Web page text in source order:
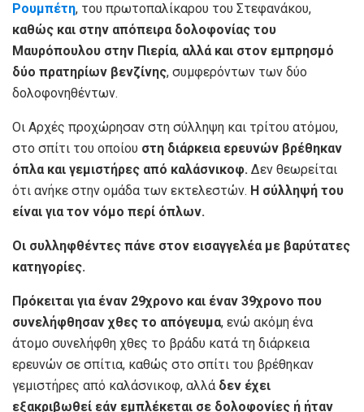
Ρουμπέτη, του πρωτοπαλίκαρου του Στεφανάκου,
καθώς και στην απόπειρα δολοφονίας του
Μαυρόπουλου στην Πιερία, αλλά και στον εμπρησμό
δύο πρατηρίων βενζίνης, συμφερόντων των δύο
δολοφονηθέντων.
Οι Αρχές προχώρησαν στη σύλληψη και τρίτου ατόμου,
στο σπίτι του οποίου στη διάρκεια ερευνών βρέθηκαν
όπλα και γεμιστήρες από καλάσνικοφ. Δεν θεωρείται
ότι ανήκε στην ομάδα των εκτελεστών. Η σύλληψή του
είναι για τον νόμο περί όπλων.
Οι συλληφθέντες πάνε στον εισαγγελέα με βαρύτατες
κατηγορίες.
Πρόκειται για έναν 29χρονο και έναν 39χρονο που
συνελήφθησαν χθες το απόγευμα, ενώ ακόμη ένα
άτομο συνελήφθη χθες το βράδυ κατά τη διάρκεια
ερευνών σε σπίτια, καθώς στο σπίτι του βρέθηκαν
γεμιστήρες από καλάσνικοφ, αλλά δεν έχει
εξακριβωθεί εάν εμπλέκεται σε δολοφονίες ή ήταν